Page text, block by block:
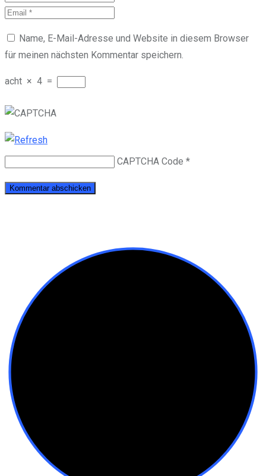
Name, E-Mail-Adresse und Website in diesem Browser
für meinen nächsten Kommentar speichern.
acht × 4 =
CAPTCHA Code *